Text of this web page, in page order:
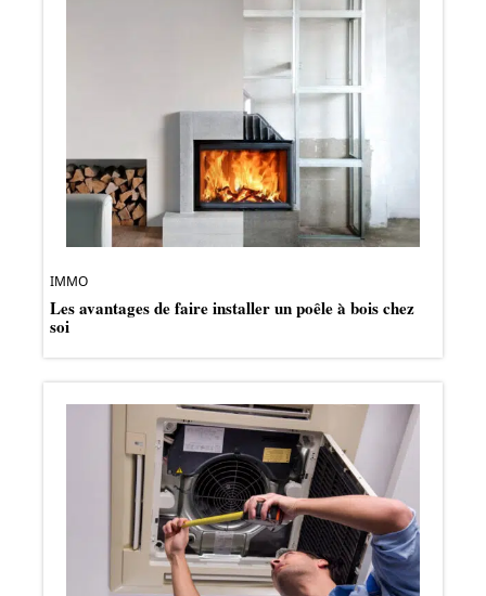
IMMO
Les avantages de faire installer un poêle à bois chez
soi